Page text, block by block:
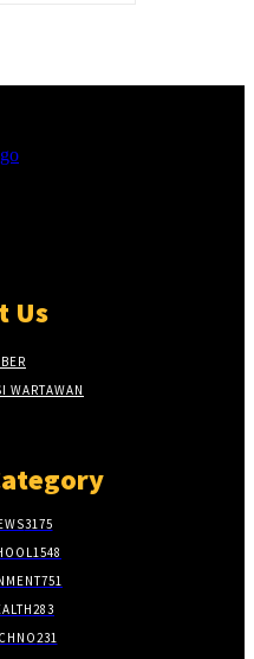
Us
WARTAWAN
3175
1548
751
283
231